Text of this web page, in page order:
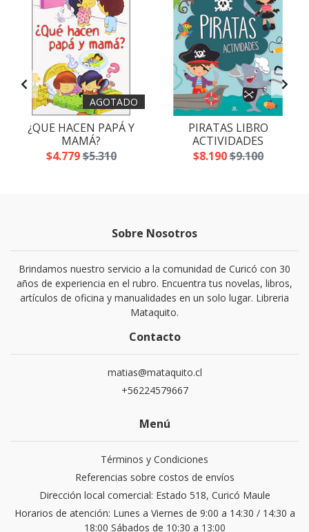
AGOTADO
¿QUE HACEN PAPÁ Y
MAMÁ?
$4.779$5.310
PIRATAS LIBRO
ACTIVIDADES
$8.190$9.100
Sobre Nosotros
Brindamos nuestro servicio a la comunidad de Curicó con 30
años de experiencia en el rubro. Encuentra tus novelas, libros,
artículos de oficina y manualidades en un solo lugar. Libreria
Mataquito.
Contacto
matias@mataquito.cl
+56224579667
Menú
Términos y Condiciones
Referencias sobre costos de envíos
Dirección local comercial: Estado 518, Curicó Maule
Horarios de atención: Lunes a Viernes de 9:00 a 14:30 / 14:30 a
18:00 Sábados de 10:30 a 13:00